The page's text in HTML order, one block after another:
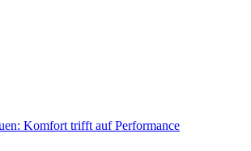
Komfort trifft auf Performance